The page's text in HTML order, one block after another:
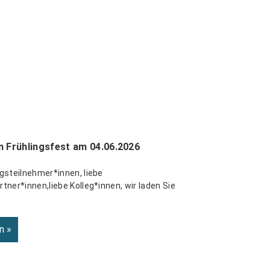
Frühlingsfest am 04.06.2026
liebe
Kolleg*innen, wir laden Sie
»